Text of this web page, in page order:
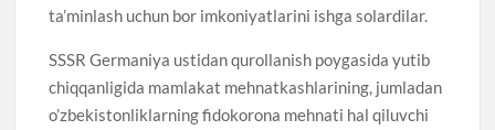
ta’minlash uchun bor imkoniyatlarini ishga solardilar.
SSSR Germaniya ustidan qurollanish poygasida yutib
chiqqanligida mamlakat mehnatkashlarining, jumladan
o’zbekistonliklarning fidokorona mehnati hal qiluvchi